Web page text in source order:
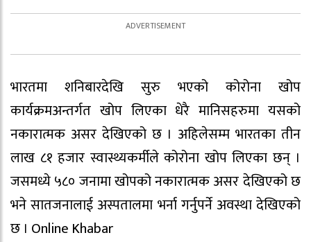
भारतमा शनिबारदेखि सुरु भएको कोरोना खोप
कार्यक्रमअन्तर्गत खोप लिएका धेरै मानिसहरुमा यसको
नकारात्मक असर देखिएको छ । अहिलेसम्म भारतका तीन
लाख ८१ हजार स्वास्थ्यकर्मीले कोरोना खोप लिएका छन् ।
जसमध्ये ५८० जनामा खोपको नकारात्मक असर देखिएको छ
भने सातजनालाई अस्पतालमा भर्ना गर्नुपर्ने अवस्था देखिएको
छ । Online Khabar